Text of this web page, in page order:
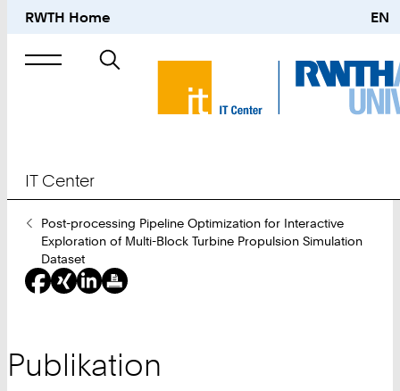
RWTH Home EN
Suche
nach
IT Center
Sie
sind
hier:
Post-processing Pipeline Optimization for Interactive
Exploration of Multi-Block Turbine Propulsion Simulation
Dataset
Publikation